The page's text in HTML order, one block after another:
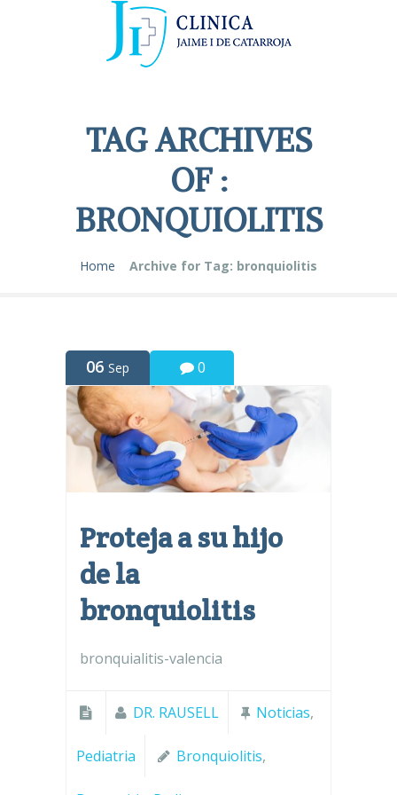
TAG ARCHIVES
OF :
BRONQUIOLITIS
Home Archive for Tag: bronquiolitis
06 Sep 0
Proteja a su hijo
de la
bronquiolitis
bronquialitis-valencia
DR. RAUSELL Noticias,
Pediatria Bronquiolitis,